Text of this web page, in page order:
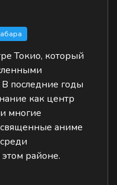
Токио, который
последние годы
как центр
многие
аниме
районе.